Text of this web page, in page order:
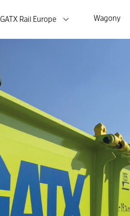
GATX Rail Europe Wagony